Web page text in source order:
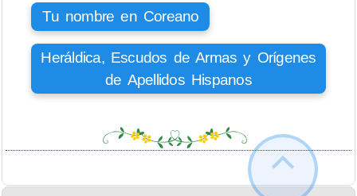
Tu nombre en Coreano
Heráldica, Escudos de Armas y Orígenes
de Apellidos Hispanos